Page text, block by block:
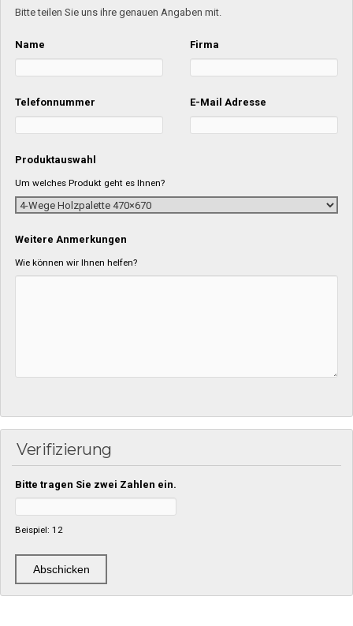
Bitte teilen Sie uns ihre genauen Angaben mit.
Name Firma
Telefonnummer E-Mail Adresse
Produktauswahl
Um welches Produkt geht es Ihnen?
Weitere Anmerkungen
Wie können wir Ihnen helfen?
Verifizierung
Bitte tragen Sie zwei Zahlen ein.
Beispiel: 12